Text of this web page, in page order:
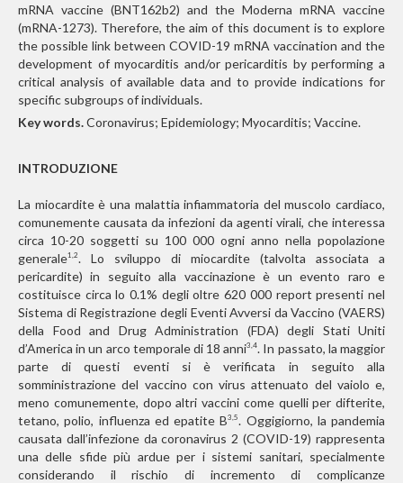
mRNA vaccine (BNT162b2) and the Moderna mRNA vaccine
(mRNA-1273). Therefore, the aim of this document is to explore
the possible link between COVID-19 mRNA vaccination and the
development of myocarditis and/or pericarditis by performing a
critical analysis of available data and to provide indications for
specific subgroups of individuals.
Key words.Coronavirus; Epidemiology; Myocarditis; Vaccine.
INTRODUZIONE
La miocardite è una malattia infiammatoria del muscolo cardiaco,
comunemente causata da infezioni da agenti virali, che interessa
circa 10-20 soggetti su 100 000 ogni anno nella popolazione
generale1,2. Lo sviluppo di miocardite (talvolta associata a
pericardite) in seguito alla vaccinazione è un evento raro e
costituisce circa lo 0.1% degli oltre 620 000 report presenti nel
Sistema di Registrazione degli Eventi Avversi da Vaccino (VAERS)
della Food and Drug Administration (FDA) degli Stati Uniti
d’America in un arco temporale di 18 anni3,4. In passato, la maggior
parte di questi eventi si è verificata in seguito alla
somministrazione del vaccino con virus attenuato del vaiolo e,
meno comunemente, dopo altri vaccini come quelli per difterite,
tetano, polio, influenza ed epatite B3,5. Oggigiorno, la pandemia
causata dall’infezione da coronavirus 2 (COVID-19) rappresenta
una delle sfide più ardue per i sistemi sanitari, specialmente
considerando il rischio di incremento di complicanze